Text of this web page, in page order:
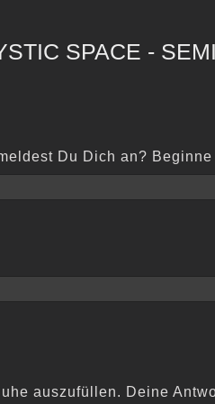
SPACE -
Du Dich an?
auszufüllen. Deine